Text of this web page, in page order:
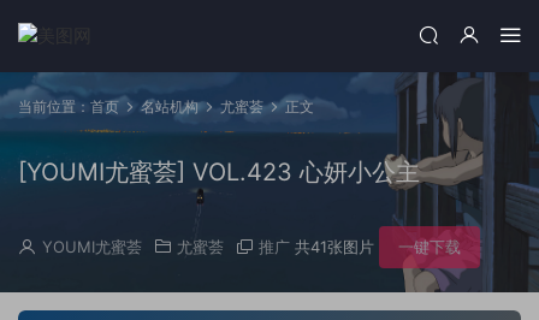
当前位置： 首页 名站机构 尤蜜荟 正文
[YOUMI尤蜜荟] VOL.423 心妍小公主
YOUMI尤蜜荟 尤蜜荟 推广 共41张图片 一键下载